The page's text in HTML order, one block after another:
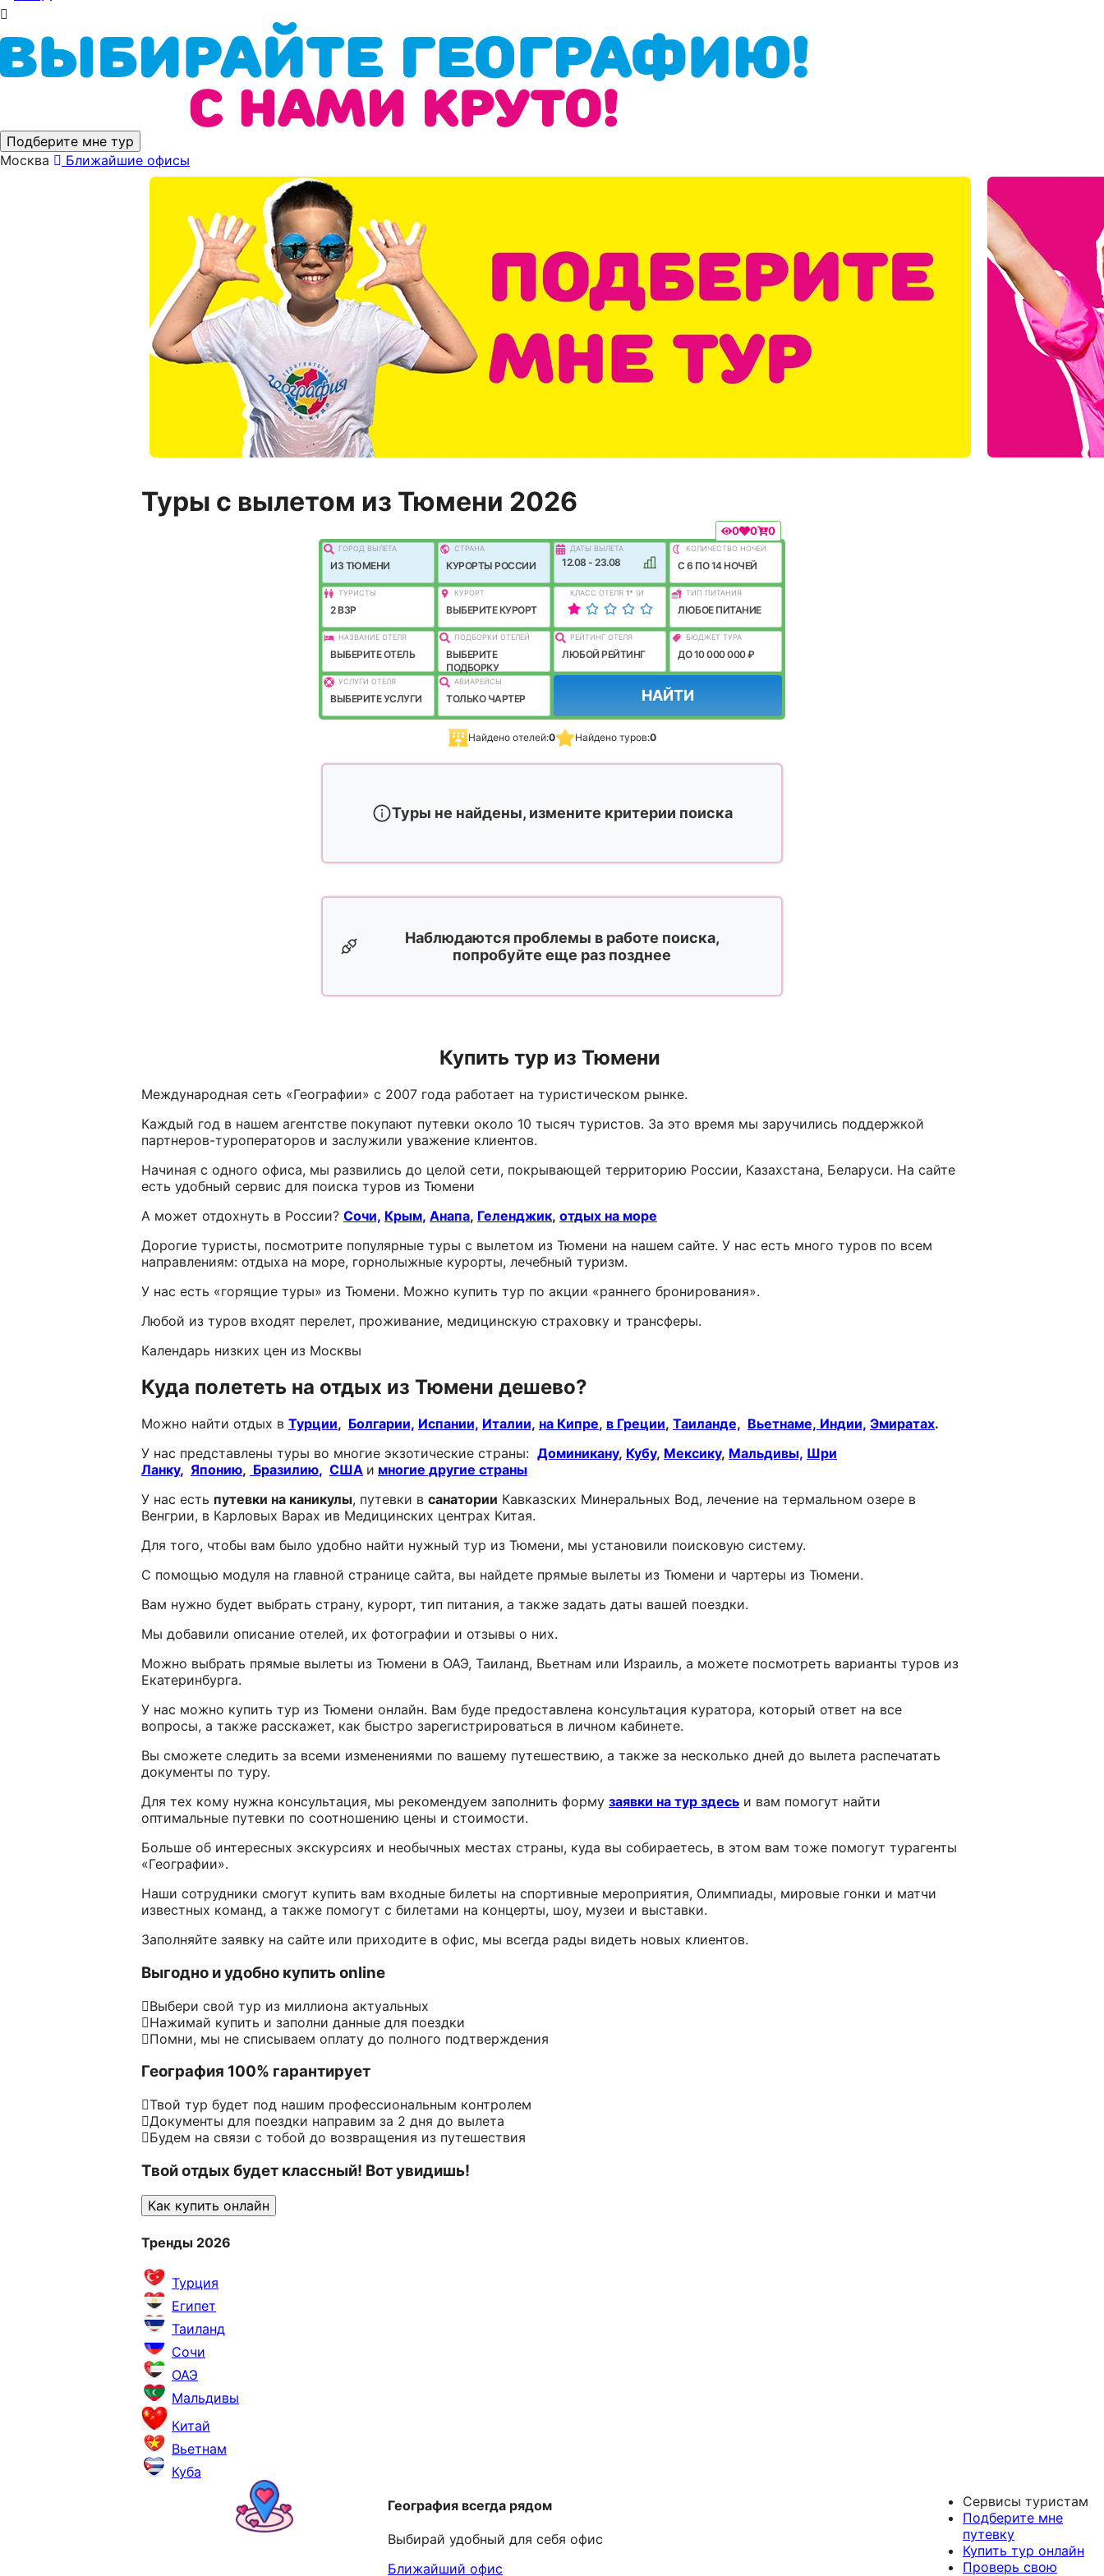
Подберите мне тур
Москва
Ближайшие офисы
Туры с вылетом из Тюмени 2026
0 0 0
ГОРОД ВЫЛEТА
ИЗ ТЮМЕНИ
СТРАНА
КУРОРТЫ РОССИИ
ДАТЫ ВЫЛЕТА
12.08 - 23.08
КОЛИЧЕСТВО НОЧЕЙ
C 6 ПО 14 НОЧЕЙ
ТУРИСТЫ
2 ВЗР
КУРОРТ
ВЫБЕРИТЕ КУРОРТ
КЛАСС ОТЕЛЯ 1* (И
ЛУЧШЕ)
ТИП ПИТАНИЯ
ЛЮБОЕ ПИТАНИЕ
НАЗВАНИЕ ОТЕЛЯ
ВЫБЕРИТЕ ОТЕЛЬ
ПОДБОРКИ ОТЕЛЕЙ
ВЫБЕРИТЕ
ПОДБОРКУ
РЕЙТИНГ ОТЕЛЯ
ЛЮБОЙ РЕЙТИНГ
БЮДЖЕТ ТУРА
ДО 10 000 000 ₽
УСЛУГИ ОТЕЛЯ
ВЫБЕРИТЕ УСЛУГИ
АВИАРЕЙСЫ
ТОЛЬКО ЧАРТЕР НАЙТИ
Найдено отелей:0 Найдено туров:0
Туры не найдены, измените критерии поиска
Наблюдаются проблемы в работе поиска,
попробуйте еще раз позднее
Купить тур из Тюмени
Международная сеть «Географии» с 2007 года работает на туристическом рынке.
Каждый год в нашем агентстве покупают путевки около 10 тысяч туристов. За это время мы заручились поддержкой
партнеров-туроператоров и заслужили уважение клиентов.
Начиная с одного офиса, мы развились до целой сети, покрывающей территорию России, Казахстана, Беларуси. На сайте
есть удобный сервис для поиска туров из Тюмени
А может отдохнуть в России? Сочи, Крым, Анапа, Геленджик, отдых на море
Дорогие туристы, посмотрите популярные туры с вылетом из Тюмени на нашем сайте. У нас есть много туров по всем
направлениям: отдыха на море, горнолыжные курорты, лечебный туризм.
У нас есть «горящие туры» из Тюмени. Можно купить тур по акции «раннего бронирования».
Любой из туров входят перелет, проживание, медицинскую страховку и трансферы.
Календарь низких цен из Москвы
Куда полететь на отдых из Тюмени дешево?
Можно найти отдых в Турции, Болгарии, Испании, Италии, на Кипре, в Греции, Таиланде, Вьетнаме, Индии, Эмиратах.
У нас представлены туры во многие экзотические страны: Доминикану, Кубу, Мексику, Мальдивы, Шри
Ланку, Японию, Бразилию, США и многие другие страны
У нас есть путевки на каникулы, путевки в санатории Кавказских Минеральных Вод, лечение на термальном озере в
Венгрии, в Карловых Варах ив Медицинских центрах Китая.
Для того, чтобы вам было удобно найти нужный тур из Тюмени, мы установили поисковую систему.
С помощью модуля на главной странице сайта, вы найдете прямые вылеты из Тюмени и чартеры из Тюмени.
Вам нужно будет выбрать страну, курорт, тип питания, а также задать даты вашей поездки.
Мы добавили описание отелей, их фотографии и отзывы о них.
Можно выбрать прямые вылеты из Тюмени в ОАЭ, Таиланд, Вьетнам или Израиль, а можете посмотреть варианты туров из
Екатеринбурга.
У нас можно купить тур из Тюмени онлайн. Вам буде предоставлена консультация куратора, который ответ на все
вопросы, а также расскажет, как быстро зарегистрироваться в личном кабинете.
Вы сможете следить за всеми изменениями по вашему путешествию, а также за несколько дней до вылета распечатать
документы по туру.
Для тех кому нужна консультация, мы рекомендуем заполнить форму заявки на тур здесь и вам помогут найти
оптимальные путевки по соотношению цены и стоимости.
Больше об интересных экскурсиях и необычных местах страны, куда вы собираетесь, в этом вам тоже помогут турагенты
«Географии».
Наши сотрудники смогут купить вам входные билеты на спортивные мероприятия, Олимпиады, мировые гонки и матчи
известных команд, а также помогут с билетами на концерты, шоу, музеи и выставки.
Заполняйте заявку на сайте или приходите в офис, мы всегда рады видеть новых клиентов.
Выгодно и удобно купить online
Выбери свой тур из миллиона актуальных
Нажимай купить и заполни данные для поездки
Помни, мы не списываем оплату до полного подтверждения
География 100% гарантирует
Твой тур будет под нашим профессиональным контролем
Документы для поездки направим за 2 дня до вылета
Будем на связи с тобой до возвращения из путешествия
Твой отдых будет классный! Вот увидишь!
Как купить онлайн
Тренды 2026
Турция
Египет
Таиланд
Сочи
ОАЭ
Мальдивы
Китай
Вьетнам
Куба
География всегда рядом
Выбирай удобный для себя офис
Ближайший офис
Сервисы туристам
Подберите мне
путевку
Купить тур онлайн
Проверь свою